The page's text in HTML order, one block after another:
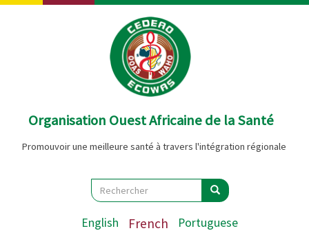
Aller
Organisation Ouest Africaine de la Santé
Promouvoir une meilleure santé à travers l'intégration régionale
Search
Rechercher Rechercher
English French Portuguese